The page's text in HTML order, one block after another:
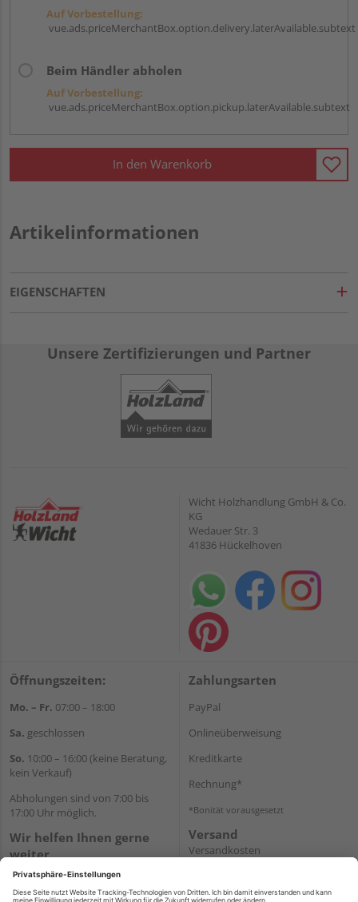
Auf Vorbestellung:
vue.ads.priceMerchantBox.option.delivery.laterAvailable.subtext
Beim Händler abholen
Auf Vorbestellung:
vue.ads.priceMerchantBox.option.pickup.laterAvailable.subtext
In den Warenkorb
Artikelinformationen
EIGENSCHAFTEN
Unsere Zertifizierungen und Partner
Wicht Holzhandlung GmbH & Co.
KG
Wedauer Str. 3
41836 Hückelhoven
Öffnungszeiten:
Mo. – Fr. 07:00 – 18:00
Sa. geschlossen
So. 10:00 – 16:00 (keine Beratung,
kein Verkauf)
Abholungen sind von 7:00 bis
17:00 Uhr möglich.
Wir helfen Ihnen gerne
weiter
Tel.:+49 2462 99099
Zahlungsarten
PayPal
Onlineüberweisung
Kreditkarte
Rechnung*
*Bonität vorausgesetzt
Versand
Versandkosten